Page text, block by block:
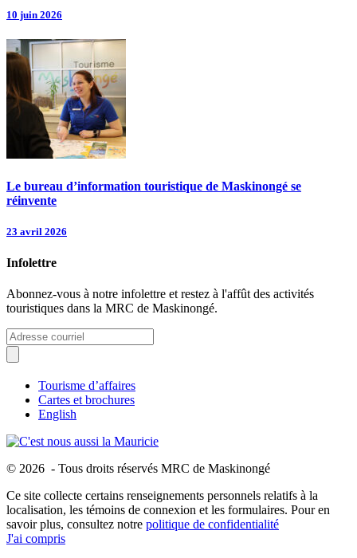
10 juin 2026
Le bureau d’information touristique de Maskinongé se
réinvente
23 avril 2026
Infolettre
Abonnez-vous à notre infolettre et restez à l'affût des activités
touristiques dans la MRC de Maskinongé.
Tourisme d’affaires
Cartes et brochures
English
© 2026 - Tous droits réservés MRC de Maskinongé
Ce site collecte certains renseignements personnels relatifs à la
localisation, les témoins de connexion et les formulaires. Pour en
savoir plus, consultez notre politique de confidentialité
J'ai compris